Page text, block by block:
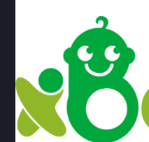
桥梁涵洞
船舶码头
高速公路
官方博客